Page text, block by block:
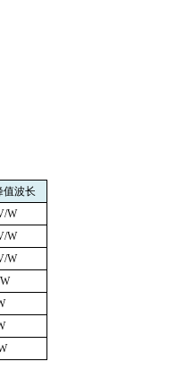
值波长
W
W
W